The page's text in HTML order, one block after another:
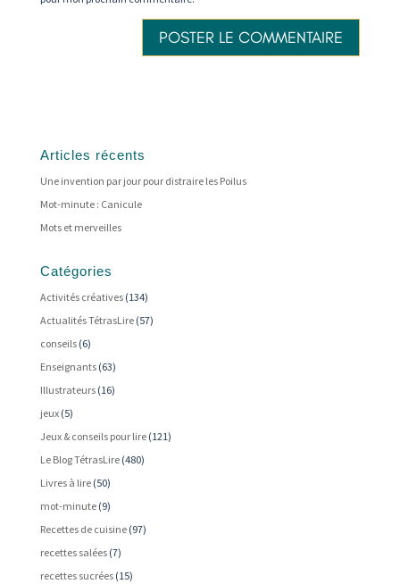
Articles récents
Une invention par jour pour distraire les Poilus
Mot-minute : Canicule
Mots et merveilles
Catégories
Activités créatives(134)
Actualités TétrasLire(57)
conseils(6)
Enseignants(63)
Illustrateurs(16)
jeux(5)
Jeux & conseils pour lire(121)
Le Blog TétrasLire(480)
Livres à lire(50)
mot-minute(9)
Recettes de cuisine(97)
recettes salées(7)
recettes sucrées(15)